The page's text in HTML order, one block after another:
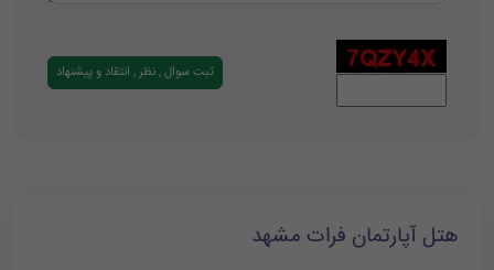
هتل آپارتمان فرات مشهد